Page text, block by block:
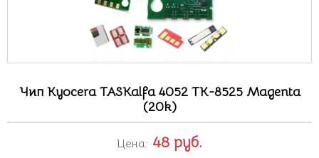
Чип Kyocera TASKalfa 4052 TK-8525 Magenta
(20k)
Цена: 48 руб.